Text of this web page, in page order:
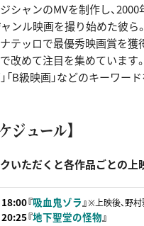
シャンのMVを制作し、
ンル映画を撮り始めた彼ら
ナテッロで最優秀映画賞を獲
改めて注目を集めています
」「B級映画」などのキーワ
ジュール】
いただくと各作品ごとの上
18:00『吸血鬼ゾラ 』※上映後、野村
20:25『地下聖堂の怪物』